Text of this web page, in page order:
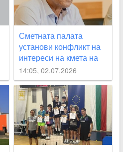
Сметната палата
установи конфликт на
интереси на кмета на
Стамболийски
14:05, 02.07.2026